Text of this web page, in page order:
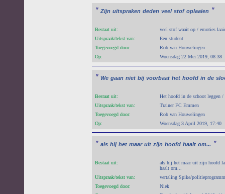
" Zijn uitspraken deden veel stof oplaaien "
Bestaat uit:
veel stof waait op / emoties
Uitspraak/tekst van:
Een student
Toegevoegd door:
Rob van Houwelingen
Op:
Woensdag 22 Mei 2019, 08:38
" We gaan niet bij voorbaat het hoofd in de
Bestaat uit:
Het hoofd in de schoot leggen
Uitspraak/tekst van:
Trainer FC Emmen
Toegevoegd door:
Rob van Houwelingen
Op:
Woensdag 3 April 2019, 17:40
" als hij het maar uit zijn hoofd haalt om... "
Bestaat uit:
als hij het maar uit zijn hoofd
haalt om...
Uitspraak/tekst van:
vertaling Spike/
Toegevoegd door:
Niek